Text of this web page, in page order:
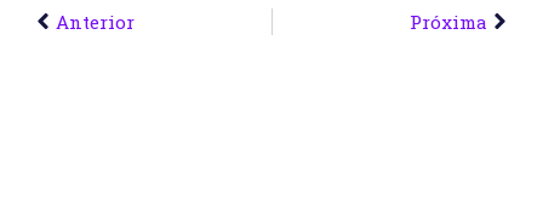
Anterior Próxima